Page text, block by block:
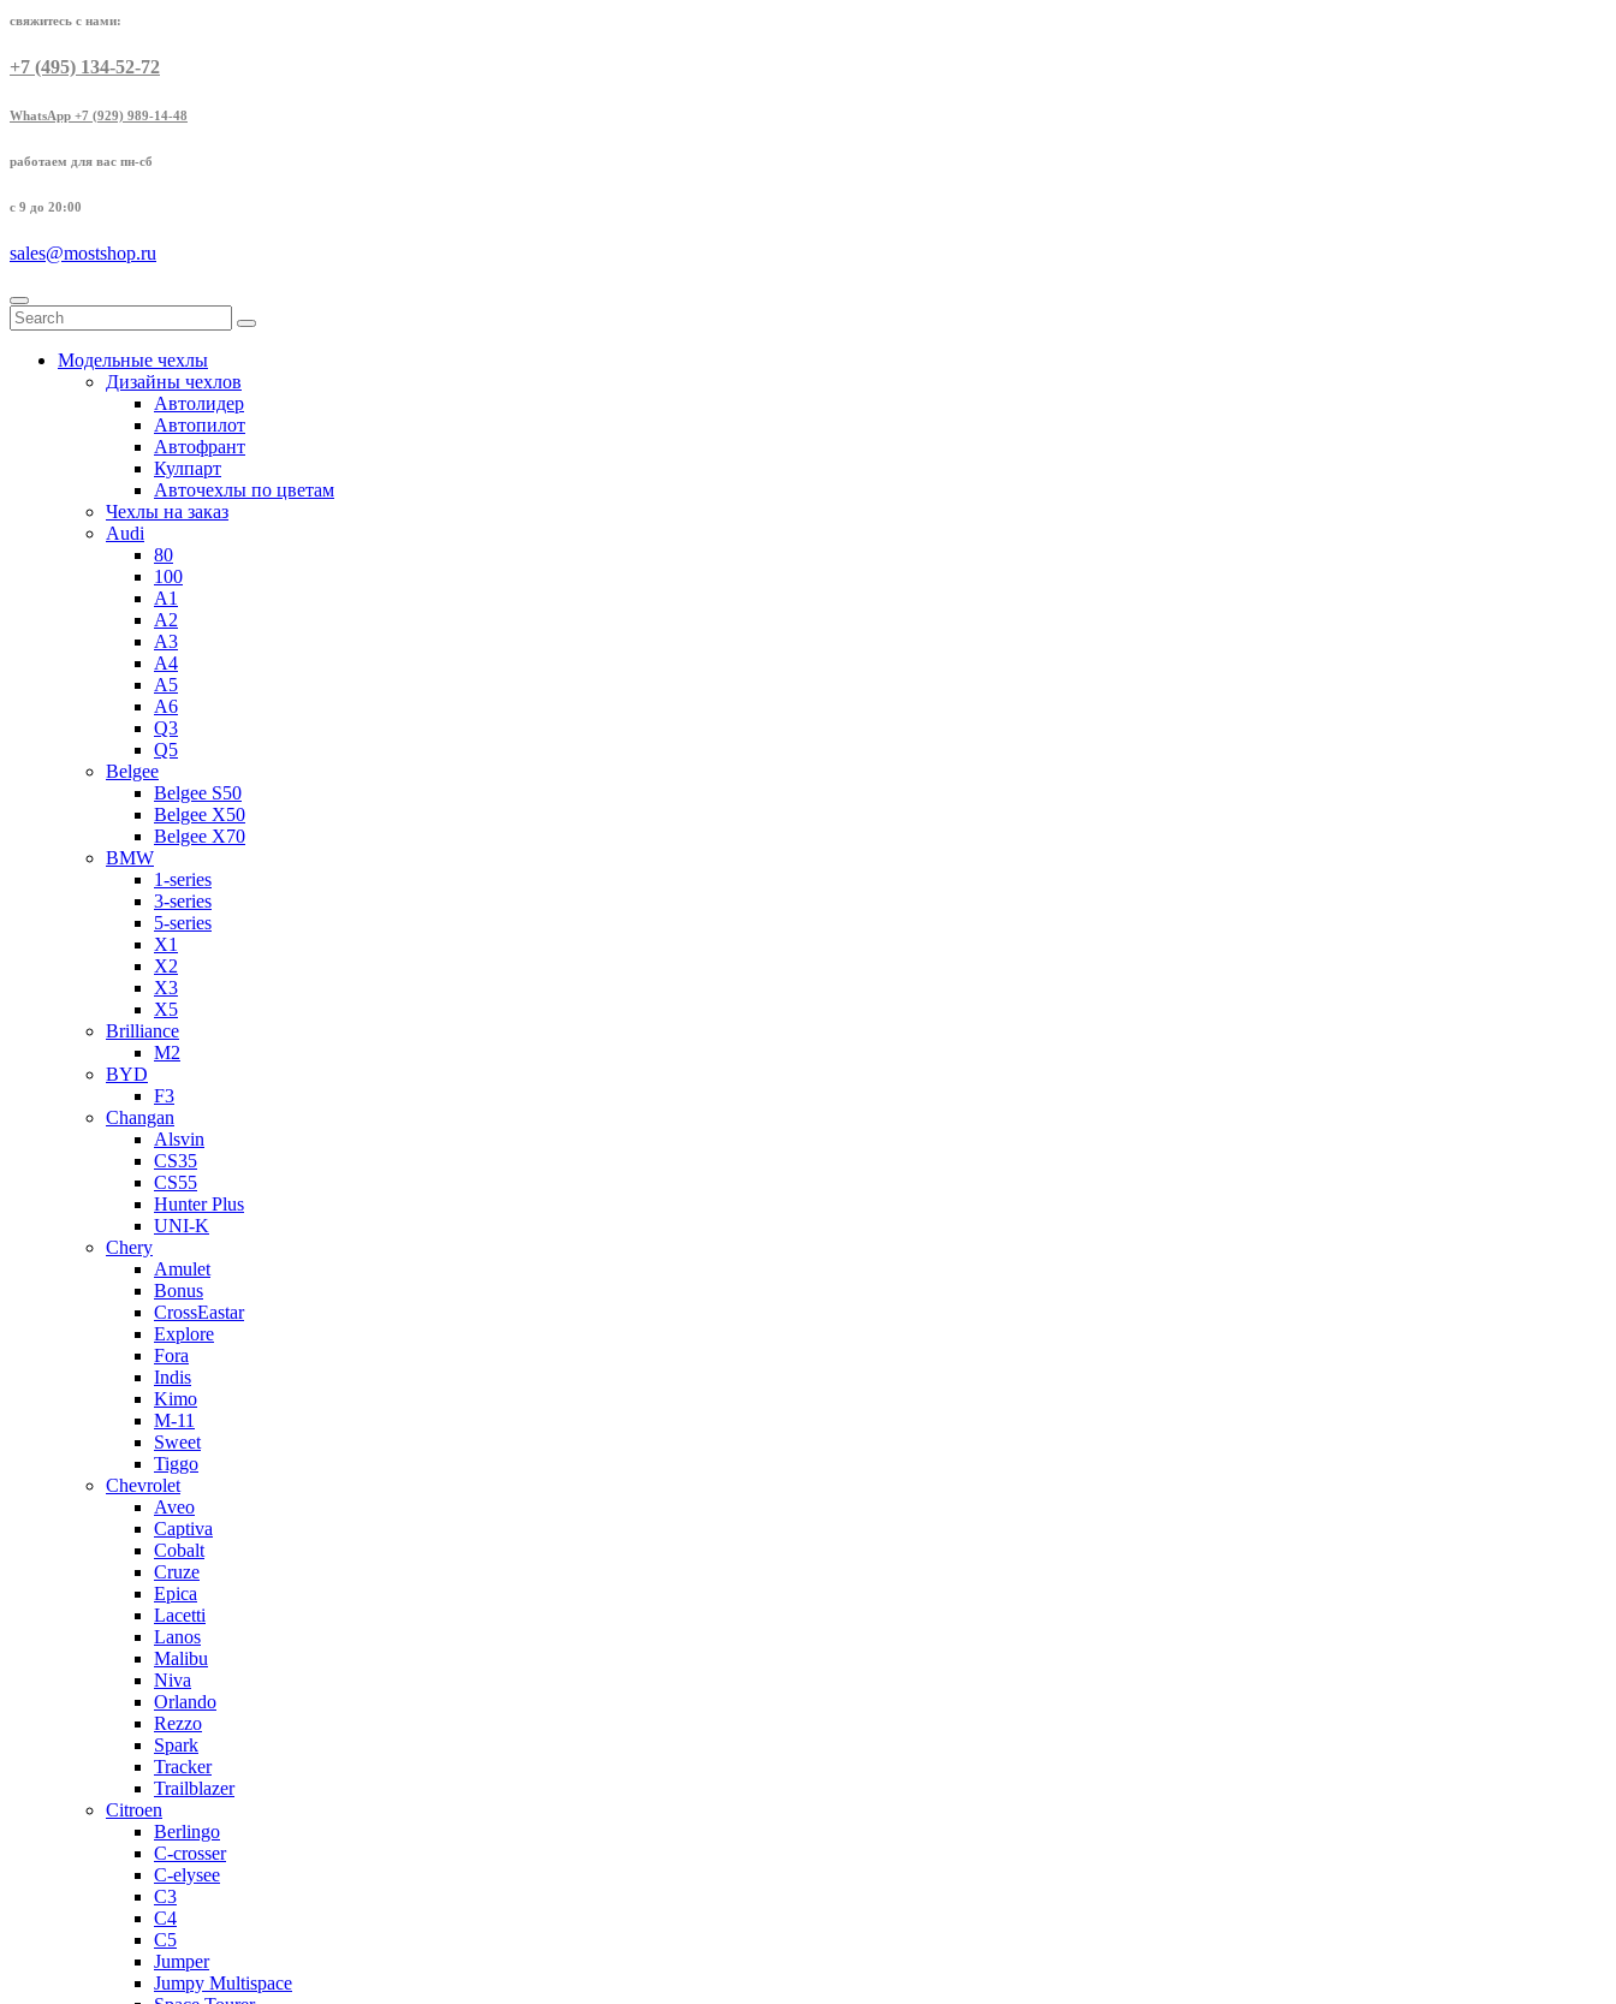
свяжитесь с нами:
+7 (495) 134-52-72
WhatsApp +7 (929) 989-14-48
работаем для вас пн-сб
с 9 до 20:00
sales@mostshop.ru
Модельные чехлы
Дизайны чехлов
Автолидер
Автопилот
Автофрант
Кулпарт
Авточехлы по цветам
Чехлы на заказ
Audi
80
100
A1
A2
A3
A4
A5
A6
Q3
Q5
Belgee
Belgee S50
Belgee X50
Belgee X70
BMW
1-series
3-series
5-series
X1
X2
X3
X5
Brilliance
M2
BYD
F3
Changan
Alsvin
CS35
CS55
Hunter Plus
UNI-K
Chery
Amulet
Bonus
CrossEastar
Explore
Fora
Indis
Kimo
M-11
Sweet
Tiggo
Chevrolet
Aveo
Captiva
Cobalt
Cruze
Epica
Lacetti
Lanos
Malibu
Niva
Orlando
Rezzo
Spark
Tracker
Trailblazer
Citroen
Berlingo
C-crosser
C-elysee
C3
C4
C5
Jumper
Jumpy Multispace